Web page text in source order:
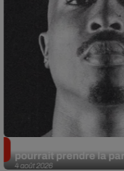
4 août 2026
pourrait prendre la